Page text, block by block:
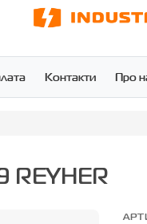
Контакти Про
REYHER